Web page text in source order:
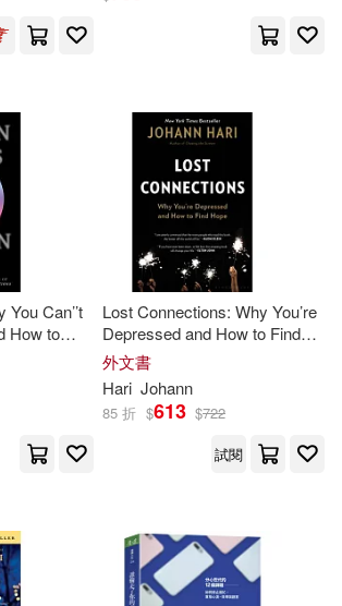
Jordan(1)
)
天下生活(4)
Publishing(2)
Can’’t
How to
Lost Connections: Why You’re
Depressed and How to Find
Hope
外文書
Hari Johann
85 折 $613 $722
試閱